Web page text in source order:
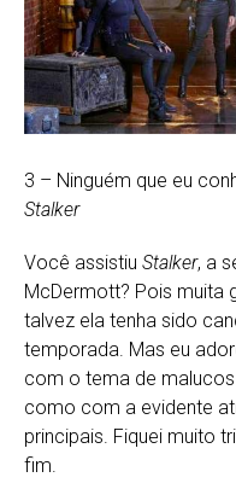
3 – Ninguém que eu
Stalker
Você assistiu Stalker, a
McDermott? Pois muita
talvez ela tenha sido
temporada. Mas eu
com o tema de
como com a evidente
principais. Fiquei muito
fim.